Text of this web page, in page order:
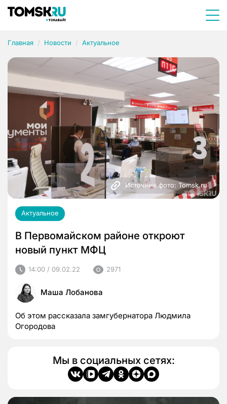
Главная Новости Актуальное
Источник фото: Tomsk.ru
Актуальное
В Первомайском районе откроют
новый пункт МФЦ
14:00 / 09.02.22 2971
Маша Лобанова
Об этом рассказала замгубернатора Людмила
Огородова
Мы в социальных сетях: